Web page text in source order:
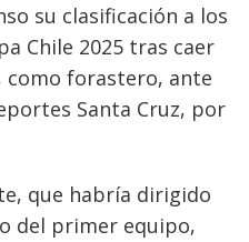
su clasificación a los
Chile 2025 tras caer
como forastero, ante
Santa Cruz, por
que habría dirigido
del primer equipo,